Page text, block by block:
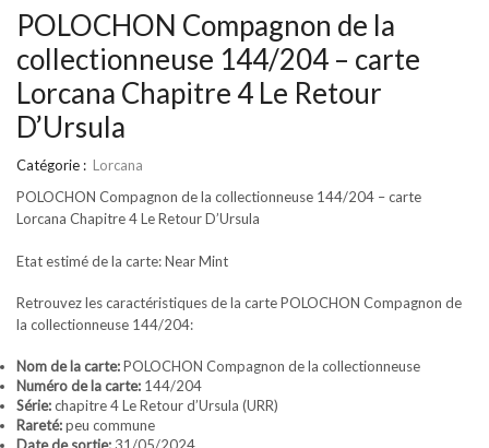
POLOCHON Compagnon de la
collectionneuse 144/204 – carte
Lorcana Chapitre 4 Le Retour
D’Ursula
Catégorie : Lorcana
POLOCHON Compagnon de la collectionneuse 144/204 – carte
Lorcana Chapitre 4 Le Retour D’Ursula
Etat estimé de la carte: Near Mint
Retrouvez les caractéristiques de la carte POLOCHON Compagnon de
la collectionneuse 144/204:
Nom de la carte:POLOCHON Compagnon de la collectionneuse
Numéro de la carte: 144/204
Série:chapitre 4 Le Retour d’Ursula (URR)
Rareté:peu commune
Date de sortie: 31/05/2024